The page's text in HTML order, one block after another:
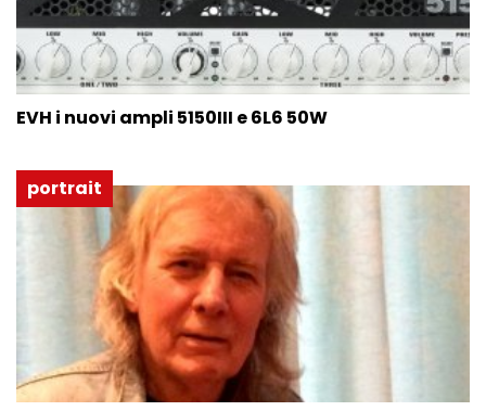
EVH i nuovi ampli 5150III e 6L6 50W
portrait